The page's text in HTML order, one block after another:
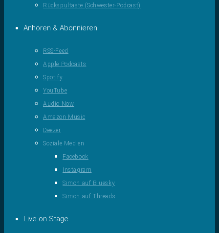
Rückspultaste (Schwester-Podcast)
Anhören & Abonnieren
RSS-Feed
Apple Podcasts
Spotify
YouTube
Audio Now
Amazon Music
Deezer
Soziale Medien
Facebook
Instagram
Simon auf Bluesky
Simon auf Threads
Live on Stage